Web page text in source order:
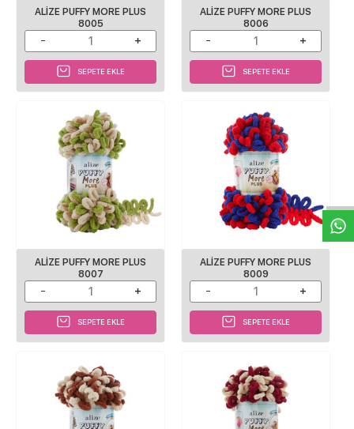
ALIZE PUFFY MORE PLUS
8005
SEPETE EKLE
ALIZE PUFFY MORE PLUS
8006
SEPETE EKLE
ALIZE PUFFY MORE PLUS
8007
SEPETE EKLE
ALIZE PUFFY MORE PLUS
8009
SEPETE EKLE